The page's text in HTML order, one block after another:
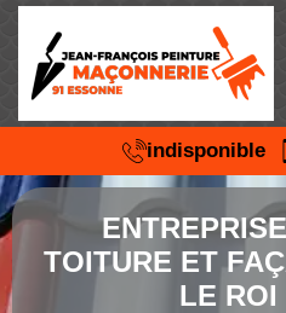
indisponible
TOITURE ET
LE ROI